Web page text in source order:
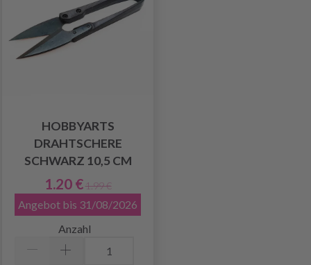
HOBBYARTS
DRAHTSCHERE
SCHWARZ 10,5 CM
1.20 € 1.99 €
Angebot bis 31/08/2026
Anzahl